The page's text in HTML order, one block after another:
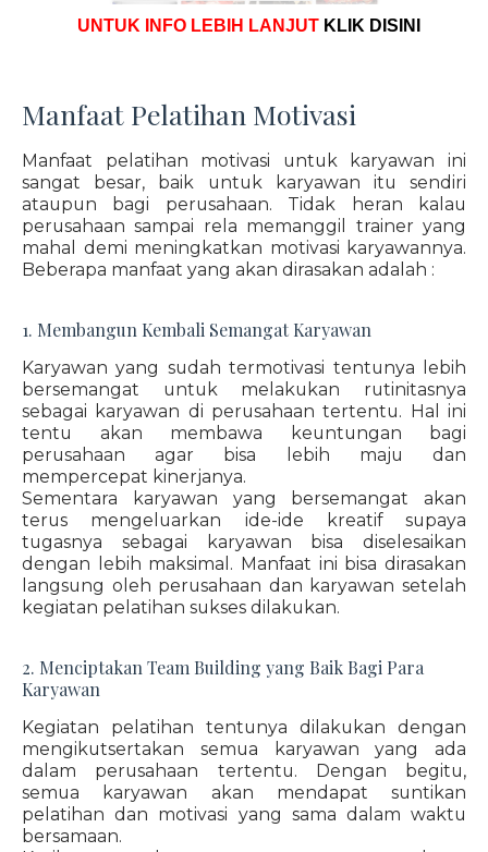
UNTUK INFO LEBIH LANJUT KLIK DISINI
Manfaat Pelatihan Motivasi
Manfaat pelatihan motivasi untuk karyawan ini
sangat besar, baik untuk karyawan itu sendiri
ataupun bagi perusahaan. Tidak heran kalau
perusahaan sampai rela memanggil trainer yang
mahal demi meningkatkan motivasi karyawannya.
Beberapa manfaat yang akan dirasakan adalah :
1. Membangun Kembali Semangat Karyawan
Karyawan yang sudah termotivasi tentunya lebih
bersemangat untuk melakukan rutinitasnya
sebagai karyawan di perusahaan tertentu. Hal ini
tentu akan membawa keuntungan bagi
perusahaan agar bisa lebih maju dan
mempercepat kinerjanya.
Sementara karyawan yang bersemangat akan
terus mengeluarkan ide-ide kreatif supaya
tugasnya sebagai karyawan bisa diselesaikan
dengan lebih maksimal. Manfaat ini bisa dirasakan
langsung oleh perusahaan dan karyawan setelah
kegiatan pelatihan sukses dilakukan.
2. Menciptakan Team Building yang Baik Bagi Para
Karyawan
Kegiatan pelatihan tentunya dilakukan dengan
mengikutsertakan semua karyawan yang ada
dalam perusahaan tertentu. Dengan begitu,
semua karyawan akan mendapat suntikan
pelatihan dan motivasi yang sama dalam waktu
bersamaan.